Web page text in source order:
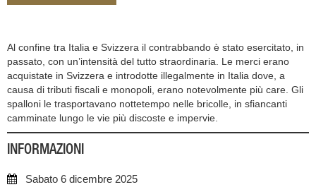
Al confine tra Italia e Svizzera il contrabbando è stato esercitato, in
passato, con un’intensità del tutto straordinaria. Le merci erano
acquistate in Svizzera e introdotte illegalmente in Italia dove, a
causa di tributi fiscali e monopoli, erano notevolmente più care. Gli
spalloni le trasportavano nottetempo nelle bricolle, in sfiancanti
camminate lungo le vie più discoste e impervie.
INFORMAZIONI
Sabato 6 dicembre 2025